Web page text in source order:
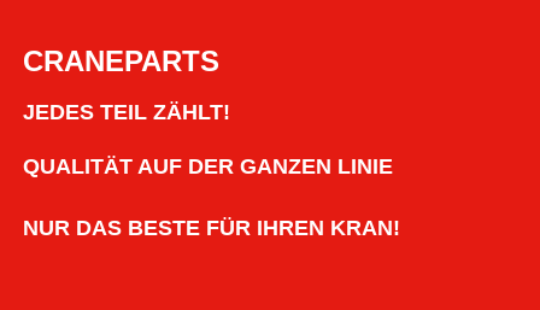
CRANEPARTS
JEDES TEIL ZÄHLT!
QUALITÄT AUF DER GANZEN LINIE
NUR DAS BESTE FÜR IHREN KRAN!